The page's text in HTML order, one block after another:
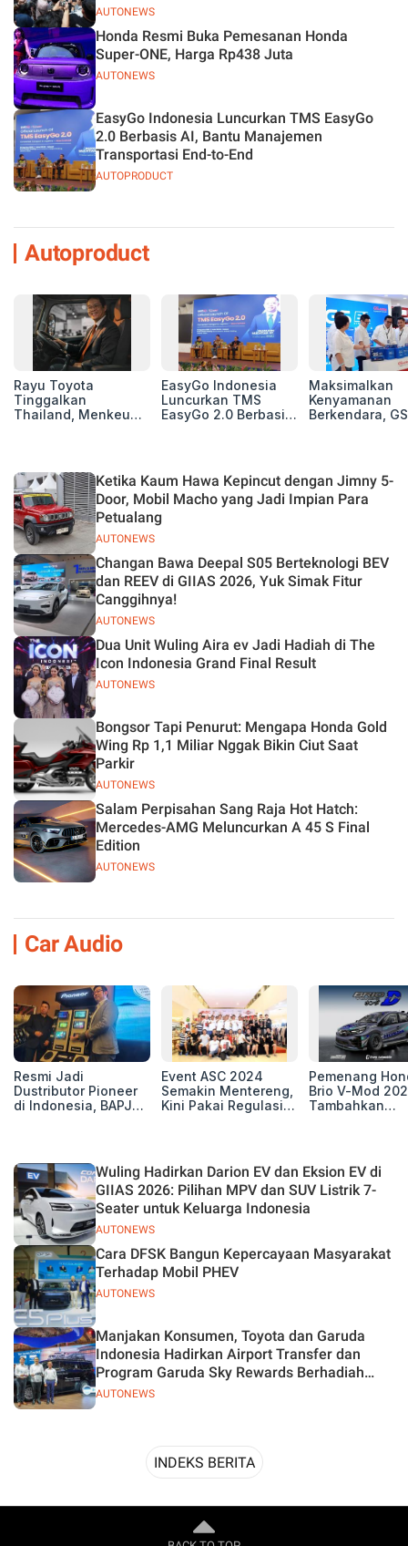
AUTONEWS
AUTONEWS
Honda Resmi Buka Pemesanan Honda
Super-ONE, Harga Rp438 Juta
AUTOPRODUCT
EasyGo Indonesia Luncurkan TMS EasyGo
2.0 Berbasis AI, Bantu Manajemen
Transportasi End-to-End
Autoproduct
Rayu Toyota
Tinggalkan
Thailand, Menkeu
Basis Produksi
ASEAN
EasyGo Indonesia
Luncurkan TMS
EasyGo 2.0 Berbasis
Maksimalkan
Kenyamanan
Berkendara,
AUTONEWS
Ketika Kaum Hawa Kepincut dengan Jimny 5-
Door, Mobil Macho yang Jadi Impian Para
Petualang
AUTONEWS
Changan Bawa Deepal S05 Berteknologi BEV
dan REEV di GIIAS 2026, Yuk Simak Fitur
Canggihnya!
AUTONEWS
Dua Unit Wuling Aira ev Jadi Hadiah di The
Icon Indonesia Grand Final Result
AUTONEWS
Bongsor Tapi Penurut: Mengapa Honda Gold
Wing Rp 1,1 Miliar Nggak Bikin Ciut Saat
Parkir
AUTONEWS
Salam Perpisahan Sang Raja Hot Hatch:
Mercedes-AMG Meluncurkan A 45 S Final
Edition
Car Audio
Resmi Jadi
Dustributor Pioneer
di Indonesia, BAPJ
Event ASC 2024
Semakin Mentereng,
Kini Pakai Regulasi
Pemenang
Brio V-Mod
Tambahkan
AUTONEWS
Wuling Hadirkan Darion EV dan Eksion EV di
GIIAS 2026: Pilihan MPV dan SUV Listrik 7-
Seater untuk Keluarga Indonesia
AUTONEWS
Cara DFSK Bangun Kepercayaan Masyarakat
Terhadap Mobil PHEV
AUTONEWS
Manjakan Konsumen, Toyota dan Garuda
Indonesia Hadirkan Airport Transfer dan
Program Garuda Sky Rewards Berhadiah
Hybrid EV
INDEKS BERITA